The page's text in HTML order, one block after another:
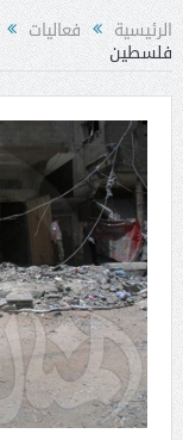
الرئيسية فعاليات
فلسطين